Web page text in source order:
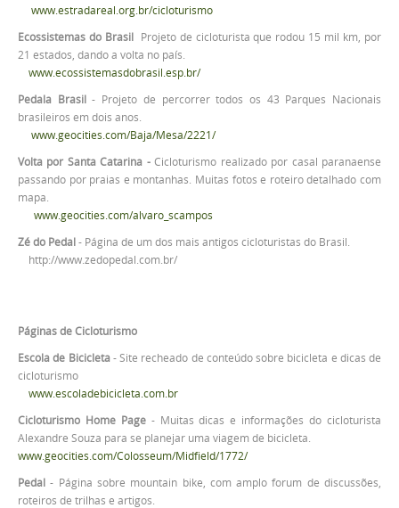
www.estradareal.org.br/cicloturismo
Ecossistemas do Brasil Projeto de cicloturista que rodou 15 mil km, por
21 estados, dando a volta no país.
www.ecossistemasdobrasil.esp.br/
Pedala Brasil- Projeto de percorrer todos os 43 Parques Nacionais
brasileiros em dois anos.
www.geocities.com/Baja/Mesa/2221/
Volta por Santa Catarina -Cicloturismo realizado por casal paranaense
passando por praias e montanhas. Muitas fotos e roteiro detalhado com
mapa.
www.geocities.com/alvaro_scampos
Zé do Pedal- Página de um dos mais antigos cicloturistas do Brasil.
http://www.zedopedal.com.br/
Páginas de Cicloturismo
Escola de Bicicleta- Site recheado de conteúdo sobre bicicleta e dicas de
cicloturismo
www.escoladebicicleta.com.br
Cicloturismo Home Page - Muitas dicas e informações do cicloturista
Alexandre Souza para se planejar uma viagem de bicicleta.
www.geocities.com/Colosseum/Midfield/1772/
Pedal - Página sobre mountain bike, com amplo forum de discussões,
roteiros de trilhas e artigos.